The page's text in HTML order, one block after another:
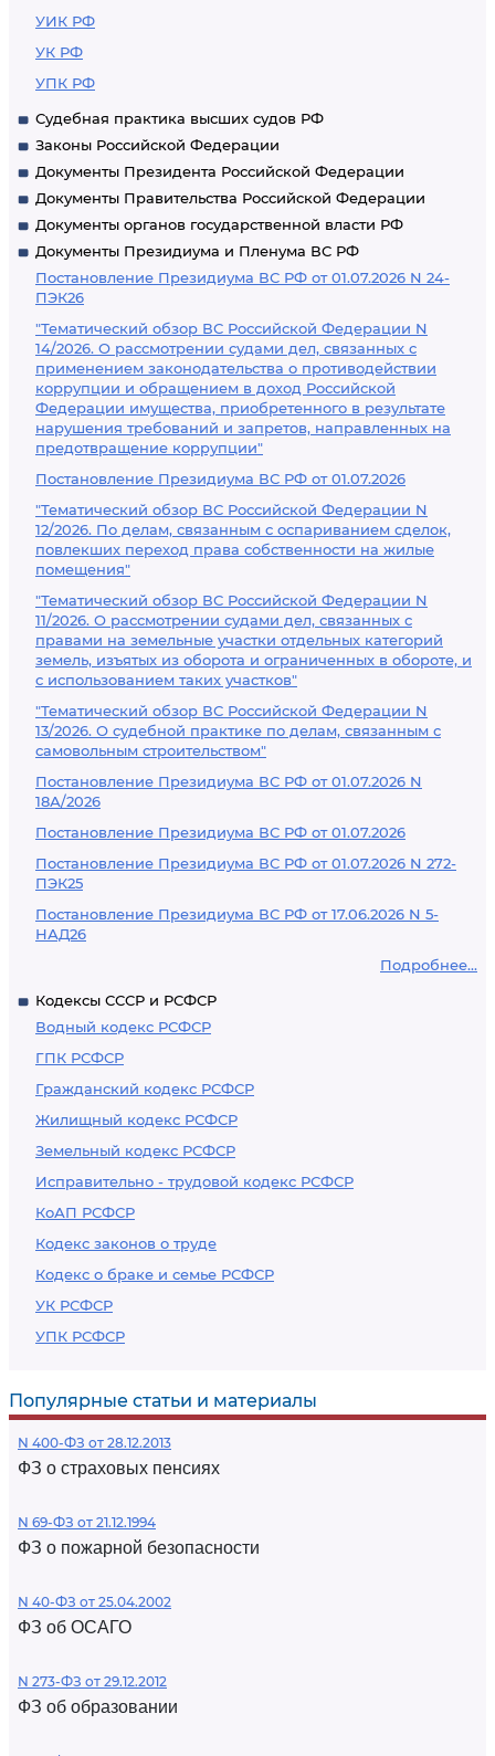
УИК РФ
УК РФ
УПК РФ
Судебная практика высших судов РФ
Законы Российской Федерации
Документы Президента Российской Федерации
Документы Правительства Российской Федерации
Документы органов государственной власти РФ
Документы Президиума и Пленума ВС РФ
Постановление Президиума ВС РФ от 01.07.2026 N 24-
ПЭК26
"Тематический обзор ВС Российской Федерации N
14/2026. О рассмотрении судами дел, связанных с
применением законодательства о противодействии
коррупции и обращением в доход Российской
Федерации имущества, приобретенного в результате
нарушения требований и запретов, направленных на
предотвращение коррупции"
Постановление Президиума ВС РФ от 01.07.2026
"Тематический обзор ВС Российской Федерации N
12/2026. По делам, связанным с оспариванием сделок,
повлекших переход права собственности на жилые
помещения"
"Тематический обзор ВС Российской Федерации N
11/2026. О рассмотрении судами дел, связанных с
правами на земельные участки отдельных категорий
земель, изъятых из оборота и ограниченных в обороте, и
с использованием таких участков"
"Тематический обзор ВС Российской Федерации N
13/2026. О судебной практике по делам, связанным с
самовольным строительством"
Постановление Президиума ВС РФ от 01.07.2026 N
18А/2026
Постановление Президиума ВС РФ от 01.07.2026
Постановление Президиума ВС РФ от 01.07.2026 N 272-
ПЭК25
Постановление Президиума ВС РФ от 17.06.2026 N 5-
НАД26
Подробнее...
Кодексы СССР и РСФСР
Водный кодекс РСФСР
ГПК РСФСР
Гражданский кодекс РСФСР
Жилищный кодекс РСФСР
Земельный кодекс РСФСР
Исправительно - трудовой кодекс РСФСР
КоАП РСФСР
Кодекс законов о труде
Кодекс о браке и семье РСФСР
УК РСФСР
УПК РСФСР
Популярные статьи и материалы
N 400-ФЗ от 28.12.2013
ФЗ о страховых пенсиях
N 69-ФЗ от 21.12.1994
ФЗ о пожарной безопасности
N 40-ФЗ от 25.04.2002
ФЗ об ОСАГО
N 273-ФЗ от 29.12.2012
ФЗ об образовании